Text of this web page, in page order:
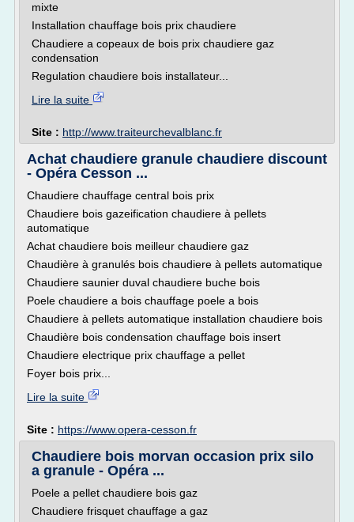
mixte
Installation chauffage bois prix chaudiere
Chaudiere a copeaux de bois prix chaudiere gaz
condensation
Regulation chaudiere bois installateur...
Lire la suite
Site : http://www.traiteurchevalblanc.fr
Achat chaudiere granule chaudiere discount
- Opéra Cesson ...
Chaudiere chauffage central bois prix
Chaudiere bois gazeification chaudiere à pellets
automatique
Achat chaudiere bois meilleur chaudiere gaz
Chaudière à granulés bois chaudiere à pellets automatique
Chaudiere saunier duval chaudiere buche bois
Poele chaudiere a bois chauffage poele a bois
Chaudiere à pellets automatique installation chaudiere bois
Chaudière bois condensation chauffage bois insert
Chaudiere electrique prix chauffage a pellet
Foyer bois prix...
Lire la suite
Site : https://www.opera-cesson.fr
Chaudiere bois morvan occasion prix silo
a granule - Opéra ...
Poele a pellet chaudiere bois gaz
Chaudiere frisquet chauffage a gaz